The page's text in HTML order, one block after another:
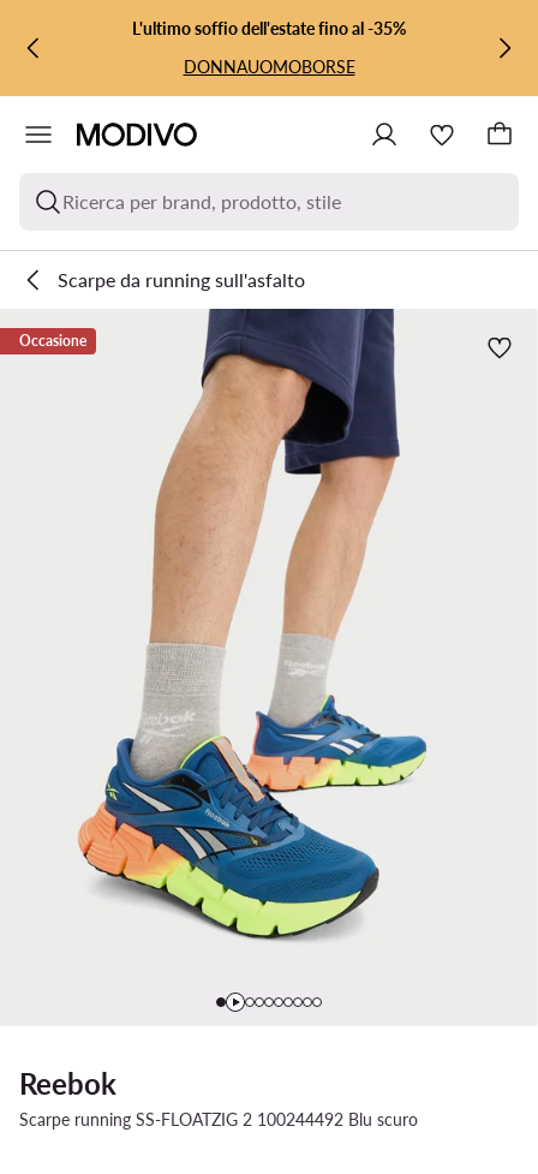
VAI AL CONTENUTO PRINCIPALE
VAI ALLA RICERCAL'ultimo soffio dell'estate fino al -35%
DONNAUOMOBORSE
Ricerca per brand, prodotto, stile
Scarpe da running sull'asfalto
Occasione
Reebok
Scarpe running SS-FLOATZIG 2 100244492 Blu scuro